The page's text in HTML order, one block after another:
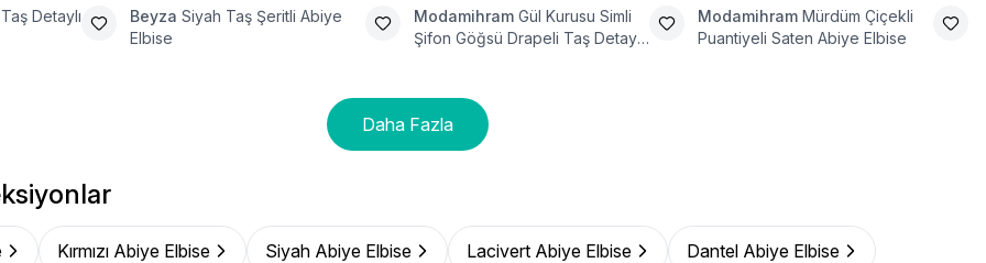
Detaylı
Beyza Siyah Taş Şeritli Abiye
Elbise
Modamihram Gül Kurusu Simli
Şifon Göğsü Drapeli Taş Detaylı
Modamihram Mürdüm Çiçekli
Puantiyeli Saten Abiye Elbise
Daha Fazla
Kırmızı Abiye Elbise Siyah Abiye Elbise Lacivert Abiye Elbise Dantel Abiye Elbise